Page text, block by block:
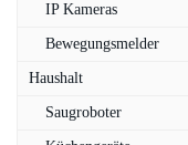
IP Kameras
Bewegungsmelder
Haushalt
Saugroboter